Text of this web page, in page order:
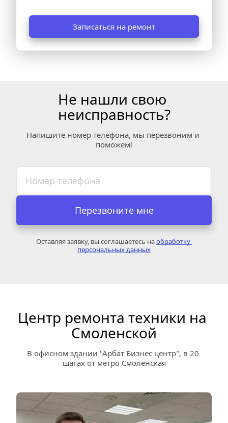
Записаться на ремонт
Не нашли свою
неисправность?
Напишите номер телефона, мы перезвоним и
поможем!
Перезвоните мне
Оставляя заявку, вы соглашаетесь на обработку
персональных данных
Центр ремонта техники на
Смоленской
В офисном здании "Арбат Бизнес центр", в 20
шагах от метро Смоленская